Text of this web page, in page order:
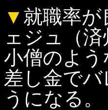
▼ 就職率
ェジュ（
小僧のよ
差し金で
うになる。